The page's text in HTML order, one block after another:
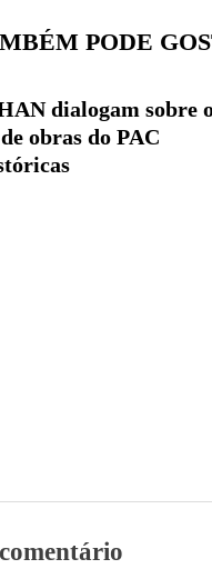
PODE
dialogam sobre
obras do PAC